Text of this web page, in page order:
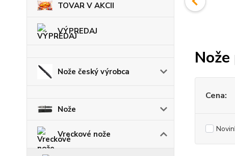
TOVAR V AKCII
VÝPREDAJ
Nože český výrobca
Nože
Vreckové nože
Cena: